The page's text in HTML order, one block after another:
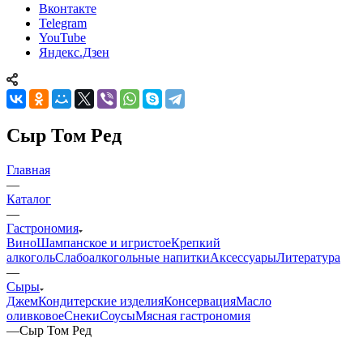
Вконтакте
Telegram
YouTube
Яндекс.Дзен
Сыр Том Ред
Главная
—
Каталог
—
Гастрономия
ВиноШампанское и игристоеКрепкий
алкогольСлабоалкогольные напиткиАксессуарыЛитература
—
Сыры
ДжемКондитерские изделияКонсервацияМасло
оливковоеСнекиСоусыМясная гастрономия
—Сыр Том Ред